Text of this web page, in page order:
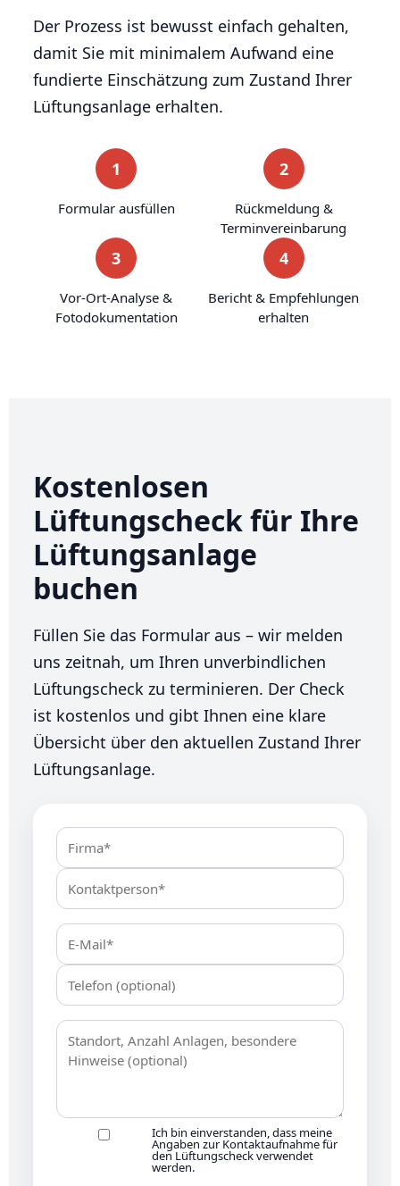
Der Prozess ist bewusst einfach gehalten,
damit Sie mit minimalem Aufwand eine
fundierte Einschätzung zum Zustand Ihrer
Lüftungsanlage erhalten.
1
Formular ausfüllen
2
Rückmeldung &
Terminvereinbarung
3
Vor-Ort-Analyse &
Fotodokumentation
4
Bericht & Empfehlungen
erhalten
Kostenlosen
Lüftungscheck für Ihre
Lüftungsanlage
buchen
Füllen Sie das Formular aus – wir melden
uns zeitnah, um Ihren unverbindlichen
Lüftungscheck zu terminieren. Der Check
ist kostenlos und gibt Ihnen eine klare
Übersicht über den aktuellen Zustand Ihrer
Lüftungsanlage.
Ich bin einverstanden, dass meine
Angaben zur Kontaktaufnahme für
den Lüftungscheck verwendet
werden.